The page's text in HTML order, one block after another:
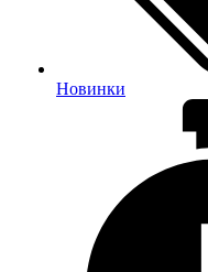
Новинки